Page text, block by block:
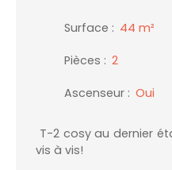
Surface : 44 m²
Pièces : 2
Ascenseur : Oui
T-2 cosy au dernier
vis à vis!